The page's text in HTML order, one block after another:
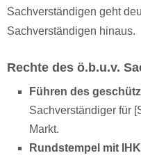
Sachverständigen geht
Sachverständigen hinaus.
Rechte des ö.b.u.v.
Führen des
Sachverständiger für
Markt.
Rundstempel mit